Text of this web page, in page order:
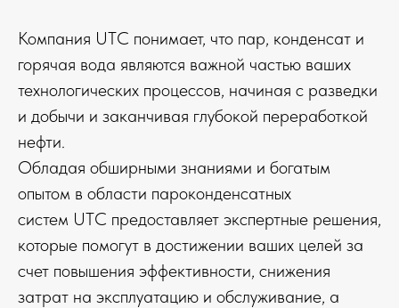
Компания UTC понимает, что пар, конденсат и
горячая вода являются важной частью ваших
технологических процессов, начиная с разведки
и добычи и заканчивая глубокой переработкой
нефти.
Обладая обширными знаниями и богатым
опытом в области пароконденсатных
систем UTC предоставляет экспертные решения,
которые помогут в достижении ваших целей за
счет повышения эффективности, снижения
затрат на эксплуатацию и обслуживание, а